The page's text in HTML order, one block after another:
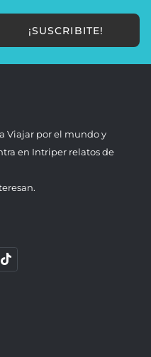
¡SUSCRIBITE!
Viajar por el mundo y
en Intriper relatos de